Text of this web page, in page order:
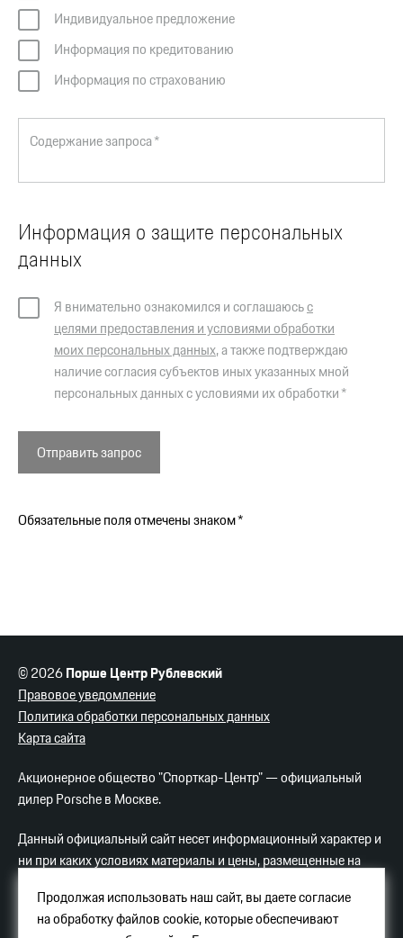
Индивидуальное предложение
Информация по кредитованию
Информация по страхованию
Содержание запроса *
Информация о защите персональных
данных
Я внимательно ознакомился и соглашаюсьс
целями предоставления и условиями обработки
моих персональных данных, а также подтверждаю
наличие согласия субъектов иных указанных мной
персональных данных с условиями их обработки *
Отправить запрос
Обязательные поля отмечены знаком *
© 2026Порше Центр Рублевский
Правовое уведомление
Политика обработки персональных данных
Карта сайта
Акционерное общество "Спорткар-Центр" — официальный
дилер Porsche в Москве.
Данный официальный сайт несет информационный характер и
ни при каких условиях материалы и цены, размещенные на
Услуги хостингаЯндекс-Облако.
Продолжая использовать наш сайт, вы даете согласие
на обработку файлов cookie, которые обеспечивают